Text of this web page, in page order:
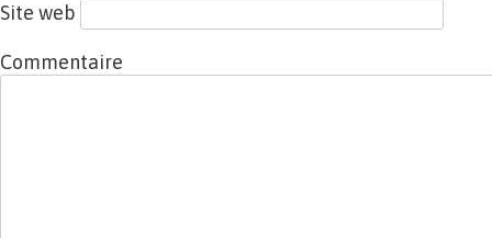
Site web
Commentaire